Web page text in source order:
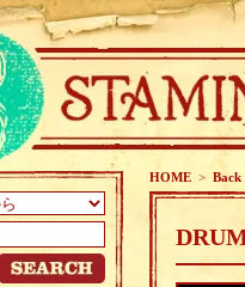
HOME >